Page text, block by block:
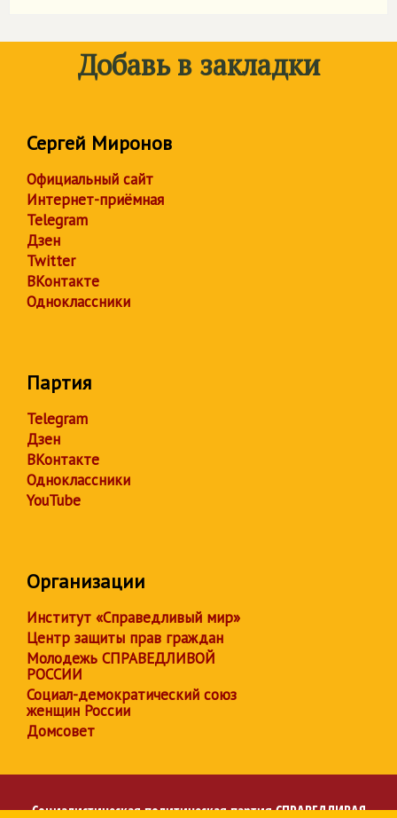
Добавь в закладки
Сергей Миронов
Официальный сайт
Интернет-приёмная
Telegram
Дзен
Twitter
ВКонтакте
Одноклассники
Партия
Telegram
Дзен
ВКонтакте
Одноклассники
YouTube
Организации
Институт «Справедливый мир»
Центр защиты прав граждан
Молодежь СПРАВЕДЛИВОЙ
РОССИИ
Социал-демократический союз
женщин России
Домсовет
Социалистическая политическая партияСПРАВЕДЛИВАЯ